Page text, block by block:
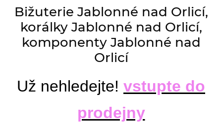
Bižuterie Jablonné nad Orlicí,
korálky Jablonné nad Orlicí,
komponenty Jablonné nad
Orlicí
Už nehledejte! vstupte do
prodejny